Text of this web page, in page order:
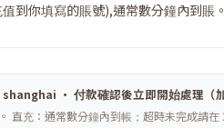
到你填寫的賬號),通常數分鐘內到賬
· 付款確認後立即開始處理（
直充：通常數分鐘內到帳；超時未完成請